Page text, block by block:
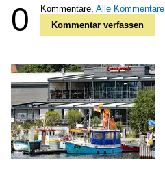
0 Kommentare, Alle Kommentare
Kommentar verfassen